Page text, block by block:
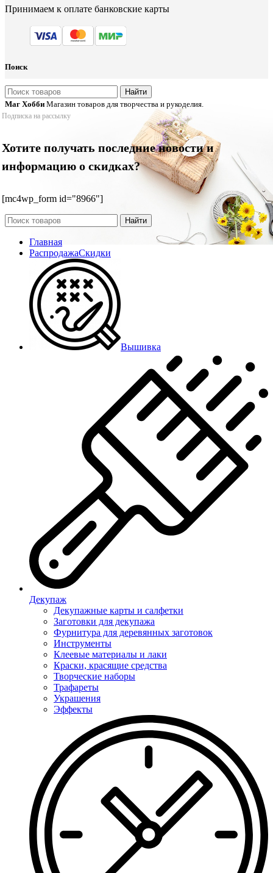
Принимаем к оплате банковские карты
Поиск
Найти
Маг Хобби Магазин товаров для творчества и рукоделия.
Подписка на рассылку
Хотите получать последние новости и
информацию о скидках?
[mc4wp_form id="8966"]
Найти
Главная
РаспродажаСкидки
Вышивка
Декупаж
Декупажные карты и салфетки
Заготовки для декупажа
Фурнитура для деревянных заготовок
Инструменты
Клеевые материалы и лаки
Краски, красящие средства
Творческие наборы
Трафареты
Украшения
Эффекты